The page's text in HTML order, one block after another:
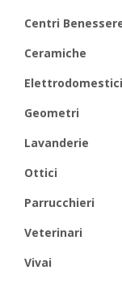
Centri
Ceramiche
Elettrodomestici
Geometri
Lavanderie
Ottici
Parrucchieri
Veterinari
Vivai